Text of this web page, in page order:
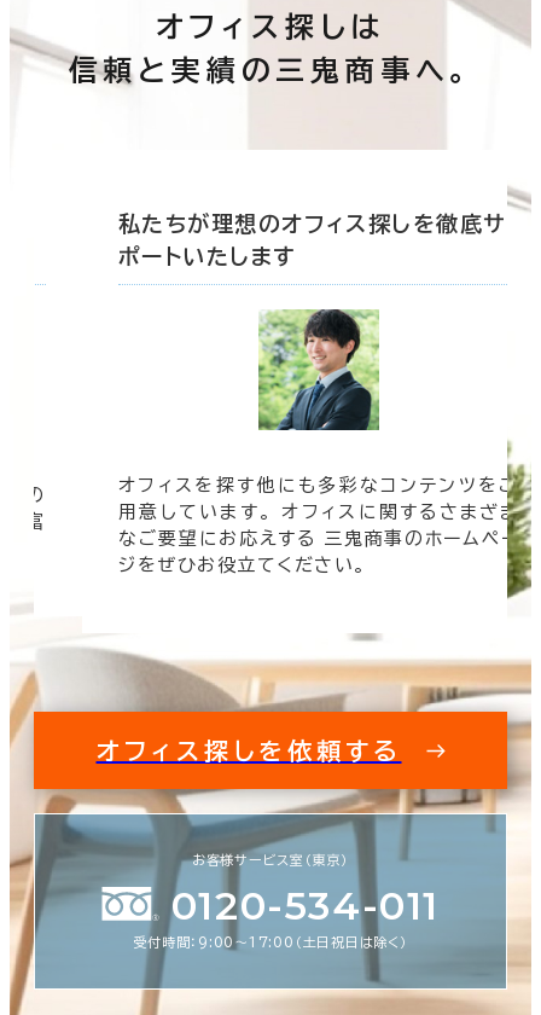
オフィス探しは
信頼と実績の三鬼商事へ。
の
豊富
私たちが理想のオフィス探しを徹底サ
ポートいたします
オフィスを探す他にも多彩なコンテンツをご
用意しています。 オフィスに関するさまざま
なご要望にお応えする 三鬼商事のホームペー
ジをぜひお役立てください。
オフィス探しを依頼する
お客様サービス室（東京）
0120-534-011
受付時間：9:00〜17:00（土日祝日は除く）